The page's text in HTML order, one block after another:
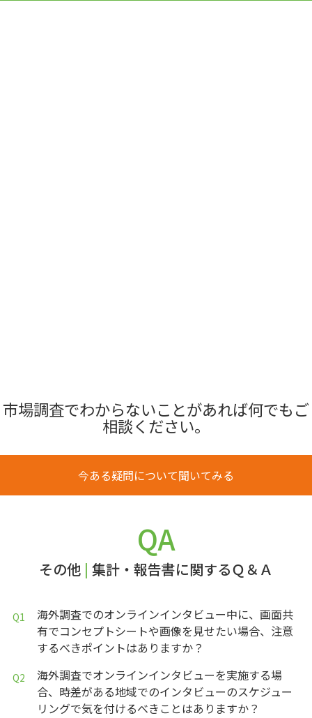
市場調査でわからないことがあれば何でもご
相談ください。
今ある疑問について聞いてみる
QA
その他 | 集計・報告書に関するＱ＆Ａ
海外調査でのオンラインインタビュー中に、画面共
有でコンセプトシートや画像を見せたい場合、注意
するべきポイントはありますか？
海外調査でオンラインインタビューを実施する場
合、時差がある地域でのインタビューのスケジュー
リングで気を付けるべきことはありますか？